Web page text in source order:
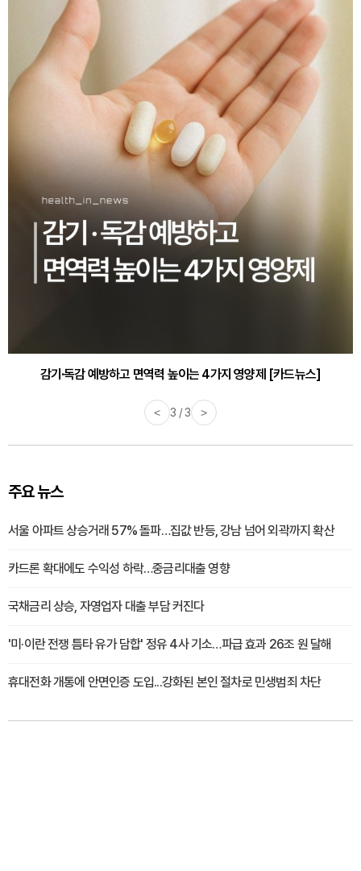
감기·독감 예방하고 면역력 높이는 4가지 영양제 [카드뉴스]
< 3 / 3 >
주요 뉴스
서울 아파트 상승거래 57% 돌파…집값 반등, 강남 넘어 외곽까지 확산
카드론 확대에도 수익성 하락…중금리대출 영향
국채금리 상승, 자영업자 대출 부담 커진다
'미·이란 전쟁 틈타 유가 담합' 정유 4사 기소…파급 효과 26조 원 달해
휴대전화 개통에 안면인증 도입...강화된 본인 절차로 민생범죄 차단